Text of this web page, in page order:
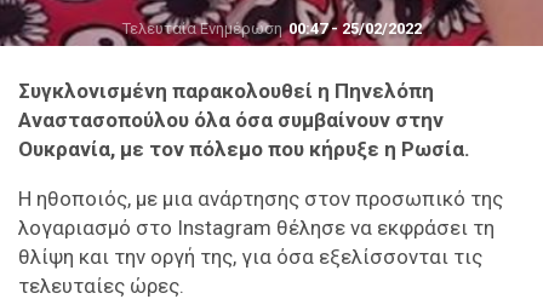
Τελευταία Ενημέρωση00:47 - 25/02/2022
Συγκλονισμένη παρακολουθεί η Πηνελόπη
Αναστασοπούλου όλα όσα συμβαίνουν στην
Ουκρανία, με τον πόλεμο που κήρυξε η Ρωσία.
Η ηθοποιός, με μια ανάρτησης στον προσωπικό της
λογαριασμό στο Instagram θέλησε να εκφράσει τη
θλίψη και την οργή της, για όσα εξελίσσονται τις
τελευταίες ώρες.